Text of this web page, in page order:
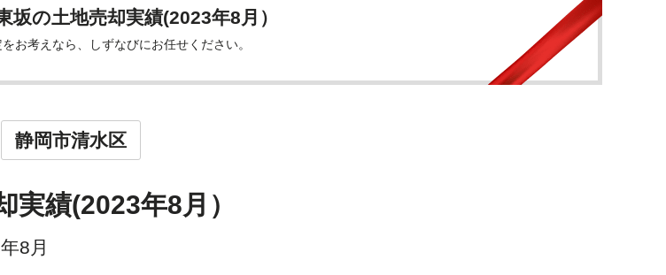
坂の土地売却実績(2023年8月）
お考えなら、しずなびにお任せください。
静岡市清水区
績(2023年8月）
8月